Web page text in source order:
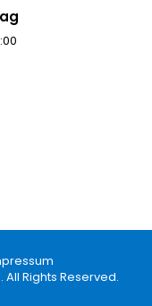
Rights Reserved.